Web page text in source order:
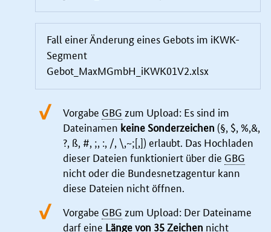
Fall einer Änderung eines Gebots im iKWK-
Segment
Gebot_MaxMGmbH_iKWK01V2.xlsx
Vorgabe GBG zum Upload: Es sind im
Dateinamen keine Sonderzeichen (§, $, %,&,
?, ß, #, ;, :, /, \,~;[,]) erlaubt. Das Hochladen
dieser Dateien funktioniert über die GBG
nicht oder die Bundesnetzagentur kann
diese Dateien nicht öffnen.
Vorgabe GBG zum Upload: Der Dateiname
darf eine Länge von 35 Zeichen nicht